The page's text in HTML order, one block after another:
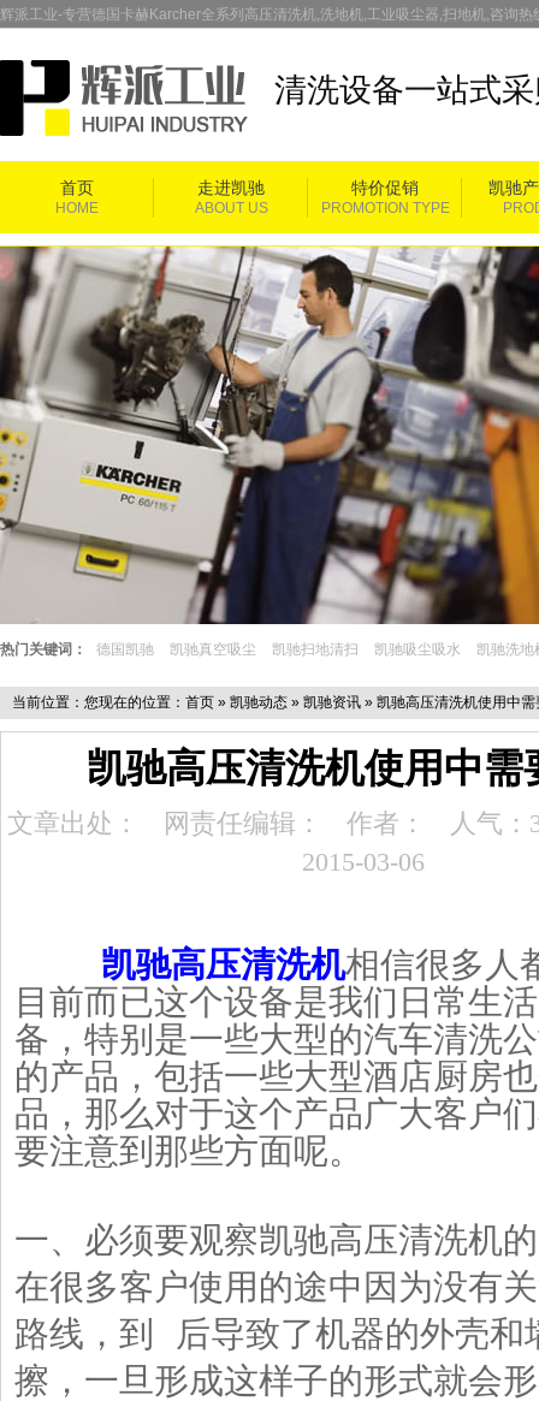
辉派工业-专营德国卡赫Karcher全系列高压清洗机,洗地机,工业吸尘器,扫地机,咨询
清洗设备一站式
首页 走进凯驰 特价促销 凯驰
HOME ABOUT US PROMOTION TYPE
热门关键词： 德国凯驰 凯驰真空吸尘 凯驰扫地清扫 凯驰吸尘吸水 凯驰洗地
当前位置：您现在的位置： 首页 » 凯驰动态 » 凯驰资讯 » 凯驰高压清洗机使用中
凯驰高压清洗机使用中需
文章出处： 网责任编辑： 作者：
人气：
2015-03-06
凯驰高压清洗机相信很多人
目前而已这个设备是我们日常生
备，特别是一些大型的汽车清洗
的产品，包括一些大型酒店厨房
品，那么对于这个产品广大客户
要注意到那些方面呢。
一、必须要观察凯驰高压清洗机
在很多客户使用的途中因为没有
路线，到 后导致了机器的外壳和
擦，一旦形成这样子的形式就会